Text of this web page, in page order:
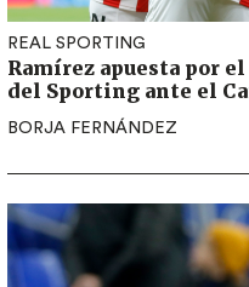
REAL SPORTING
Ramírez apuesta por
del Sporting ante el
BORJA FERNÁNDEZ